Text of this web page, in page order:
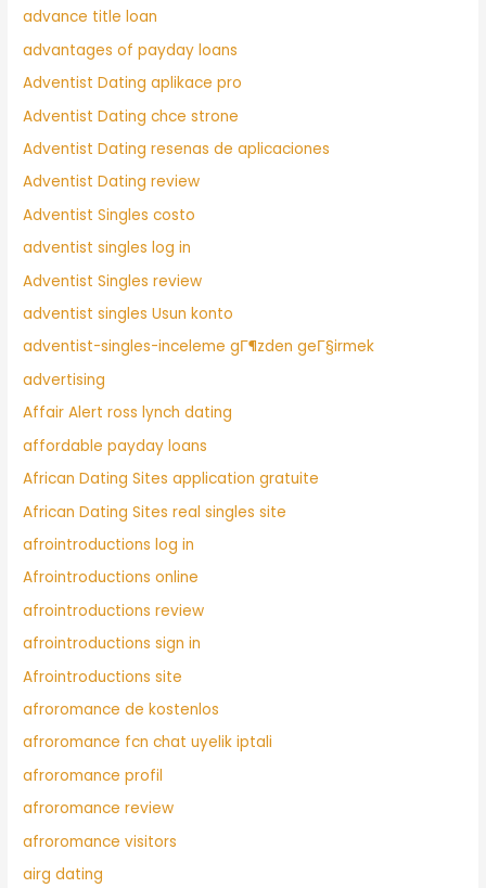
advance title loan
advantages of payday loans
Adventist Dating aplikace pro
Adventist Dating chce strone
Adventist Dating resenas de aplicaciones
Adventist Dating review
Adventist Singles costo
adventist singles log in
Adventist Singles review
adventist singles Usun konto
adventist-singles-inceleme gГ¶zden geГ§irmek
advertising
Affair Alert ross lynch dating
affordable payday loans
African Dating Sites application gratuite
African Dating Sites real singles site
afrointroductions log in
Afrointroductions online
afrointroductions review
afrointroductions sign in
Afrointroductions site
afroromance de kostenlos
afroromance fcn chat uyelik iptali
afroromance profil
afroromance review
afroromance visitors
airg dating